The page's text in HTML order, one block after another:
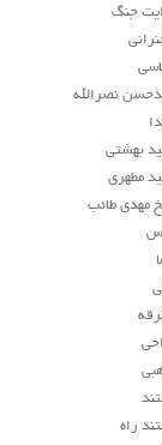
جنگ
نصرالله
بهشتی
مطهری
مهدی طائب
راه